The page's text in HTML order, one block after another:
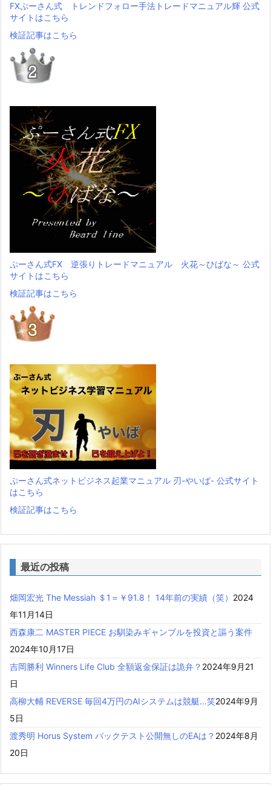
FXぷーさん式 トレンドフォロー手法トレードマニュアル輝 公式
サイトはこちら
検証記事はこちら
ぷーさん式FX 逆張りトレードマニュアル 火花～ひばな～ 公式
サイトはこちら
検証記事はこちら
ぷーさん式ネットビジネス起業マニュアル 刃-やいば- 公式サイト
はこちら
検証記事はこちら
最近の投稿
畑岡宏光 The Messiah ＄1＝￥91.8！ 14年前の実績（笑） 2024
年11月14日
西森康二 MASTER PIECE お馴染みギャンブルを投資と謳う案件
2024年10月17日
吉岡勝利 Winners Life Club 全額返金保証は詭弁？ 2024年9月21
日
高柳大輔 REVERSE 毎回4万円のAIシステムは競艇…笑2024年9月
5日
渡秀明 Horus System バックテスト公開無しのEAは？ 2024年8月
20日